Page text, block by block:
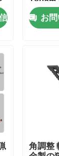
お
角調整